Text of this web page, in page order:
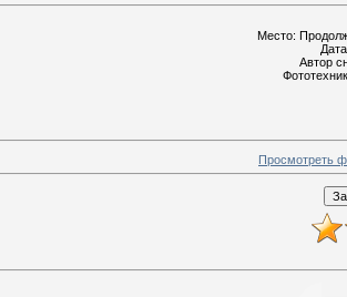
Место:
Автор
Просмотреть